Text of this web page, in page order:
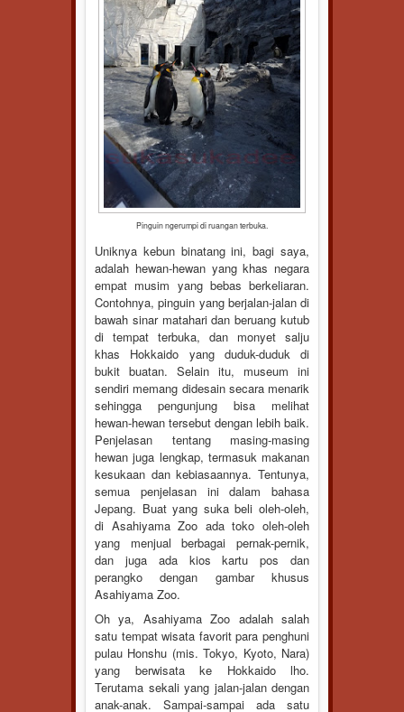
Pinguin ngerumpi di ruangan terbuka.
Uniknya kebun binatang ini, bagi saya,
adalah hewan-hewan yang khas negara
empat musim yang bebas berkeliaran.
Contohnya, pinguin yang berjalan-jalan di
bawah sinar matahari dan beruang kutub
di tempat terbuka, dan monyet salju
khas Hokkaido yang duduk-duduk di
bukit buatan. Selain itu, museum ini
sendiri memang didesain secara menarik
sehingga pengunjung bisa melihat
hewan-hewan tersebut dengan lebih baik.
Penjelasan tentang masing-masing
hewan juga lengkap, termasuk makanan
kesukaan dan kebiasaannya. Tentunya,
semua penjelasan ini dalam bahasa
Jepang. Buat yang suka beli oleh-oleh,
di Asahiyama Zoo ada toko oleh-oleh
yang menjual berbagai pernak-pernik,
dan juga ada kios kartu pos dan
perangko dengan gambar khusus
Asahiyama Zoo.
Oh ya, Asahiyama Zoo adalah salah
satu tempat wisata favorit para penghuni
pulau Honshu (mis. Tokyo, Kyoto, Nara)
yang berwisata ke Hokkaido lho.
Terutama sekali yang jalan-jalan dengan
anak-anak. Sampai-sampai ada satu